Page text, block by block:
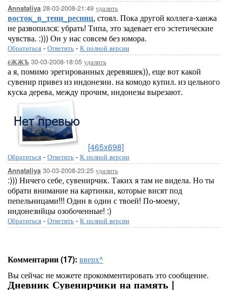
Annataliya 28-03-2008-21:49 удалить
восток_в_тени_ресниц, стоял. Пока другой коллега-ханжа
не развопился: убрать! Типа, это задевает его эстетические
чувства. :))) Он у нас совсем без юмора.
Обратиться - Ответить - К полной версии
ёЖЖЪ 30-03-2008-18:05 удалить
а я, помимо эрегированных деревяшек)), еще вот какой
сувенир привез из индонезии. на комодо купил. из цельного
куска дерева, между прочим, индонезы вырезают.
[465x698]
Обратиться - Ответить - К полной версии
Annataliya 30-03-2008-23:25 удалить
:))) Ничего себе, сувенирчик. Таких я там не видела. Но ты
обрати внимание на картинки, которые висят под
пепельницами!!! Один в один с твоей! По-моему,
индонезийцы озобоченные! :)
Обратиться - Ответить - К полной версии
Комментарии (17): вверх^
Вы сейчас не можете прокомментировать это сообщение.
Дневник Сувенирчики на память |